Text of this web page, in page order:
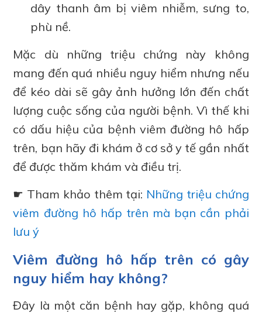
dây thanh âm bị viêm nhiễm, sưng to,
phù nề.
Mặc dù những triệu chứng này không
mang đến quá nhiều nguy hiểm nhưng nếu
để kéo dài sẽ gây ảnh hưởng lớn đến chất
lượng cuộc sống của người bệnh. Vì thế khi
có dấu hiệu của bệnh viêm đường hô hấp
trên, bạn hãy đi khám ở cơ sở y tế gần nhất
để được thăm khám và điều trị.
☛ Tham khảo thêm tại: Những triệu chứng
viêm đường hô hấp trên mà bạn cần phải
lưu ý
Viêm đường hô hấp trên có gây
nguy hiểm hay không?
Đây là một căn bệnh hay gặp, không quá